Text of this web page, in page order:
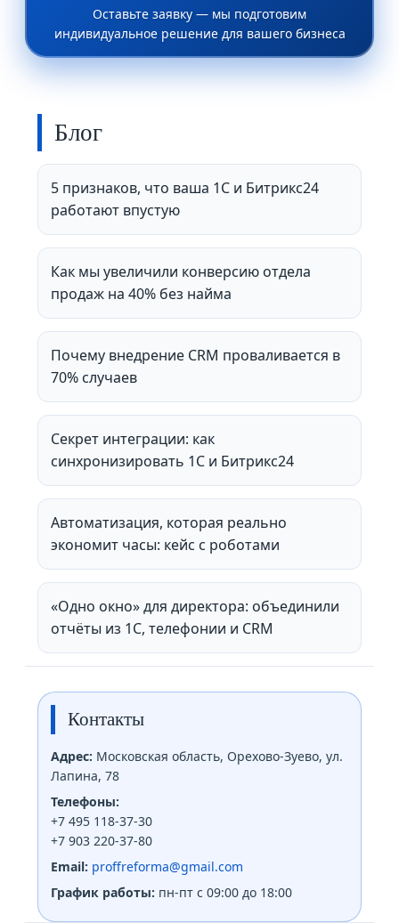
Оставьте заявку — мы подготовим
индивидуальное решение для вашего бизнеса
Блог
5 признаков, что ваша 1С и Битрикс24
работают впустую
Как мы увеличили конверсию отдела
продаж на 40% без найма
Почему внедрение CRM проваливается в
70% случаев
Секрет интеграции: как
синхронизировать 1С и Битрикс24
Автоматизация, которая реально
экономит часы: кейс с роботами
«Одно окно» для директора: объединили
отчёты из 1С, телефонии и CRM
Контакты
Адрес: Московская область, Орехово-Зуево, ул.
Лапина, 78
Телефоны:
+7 495 118-37-30
+7 903 220-37-80
Email: proffreforma@gmail.com
График работы: пн-пт с 09:00 до 18:00